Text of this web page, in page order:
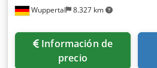
Wuppertal 8.327 km
Información de
precio